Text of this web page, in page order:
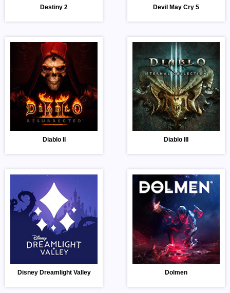
Destiny 2 Devil May Cry 5
Diablo II Diablo III
Disney Dreamlight Valley Dolmen